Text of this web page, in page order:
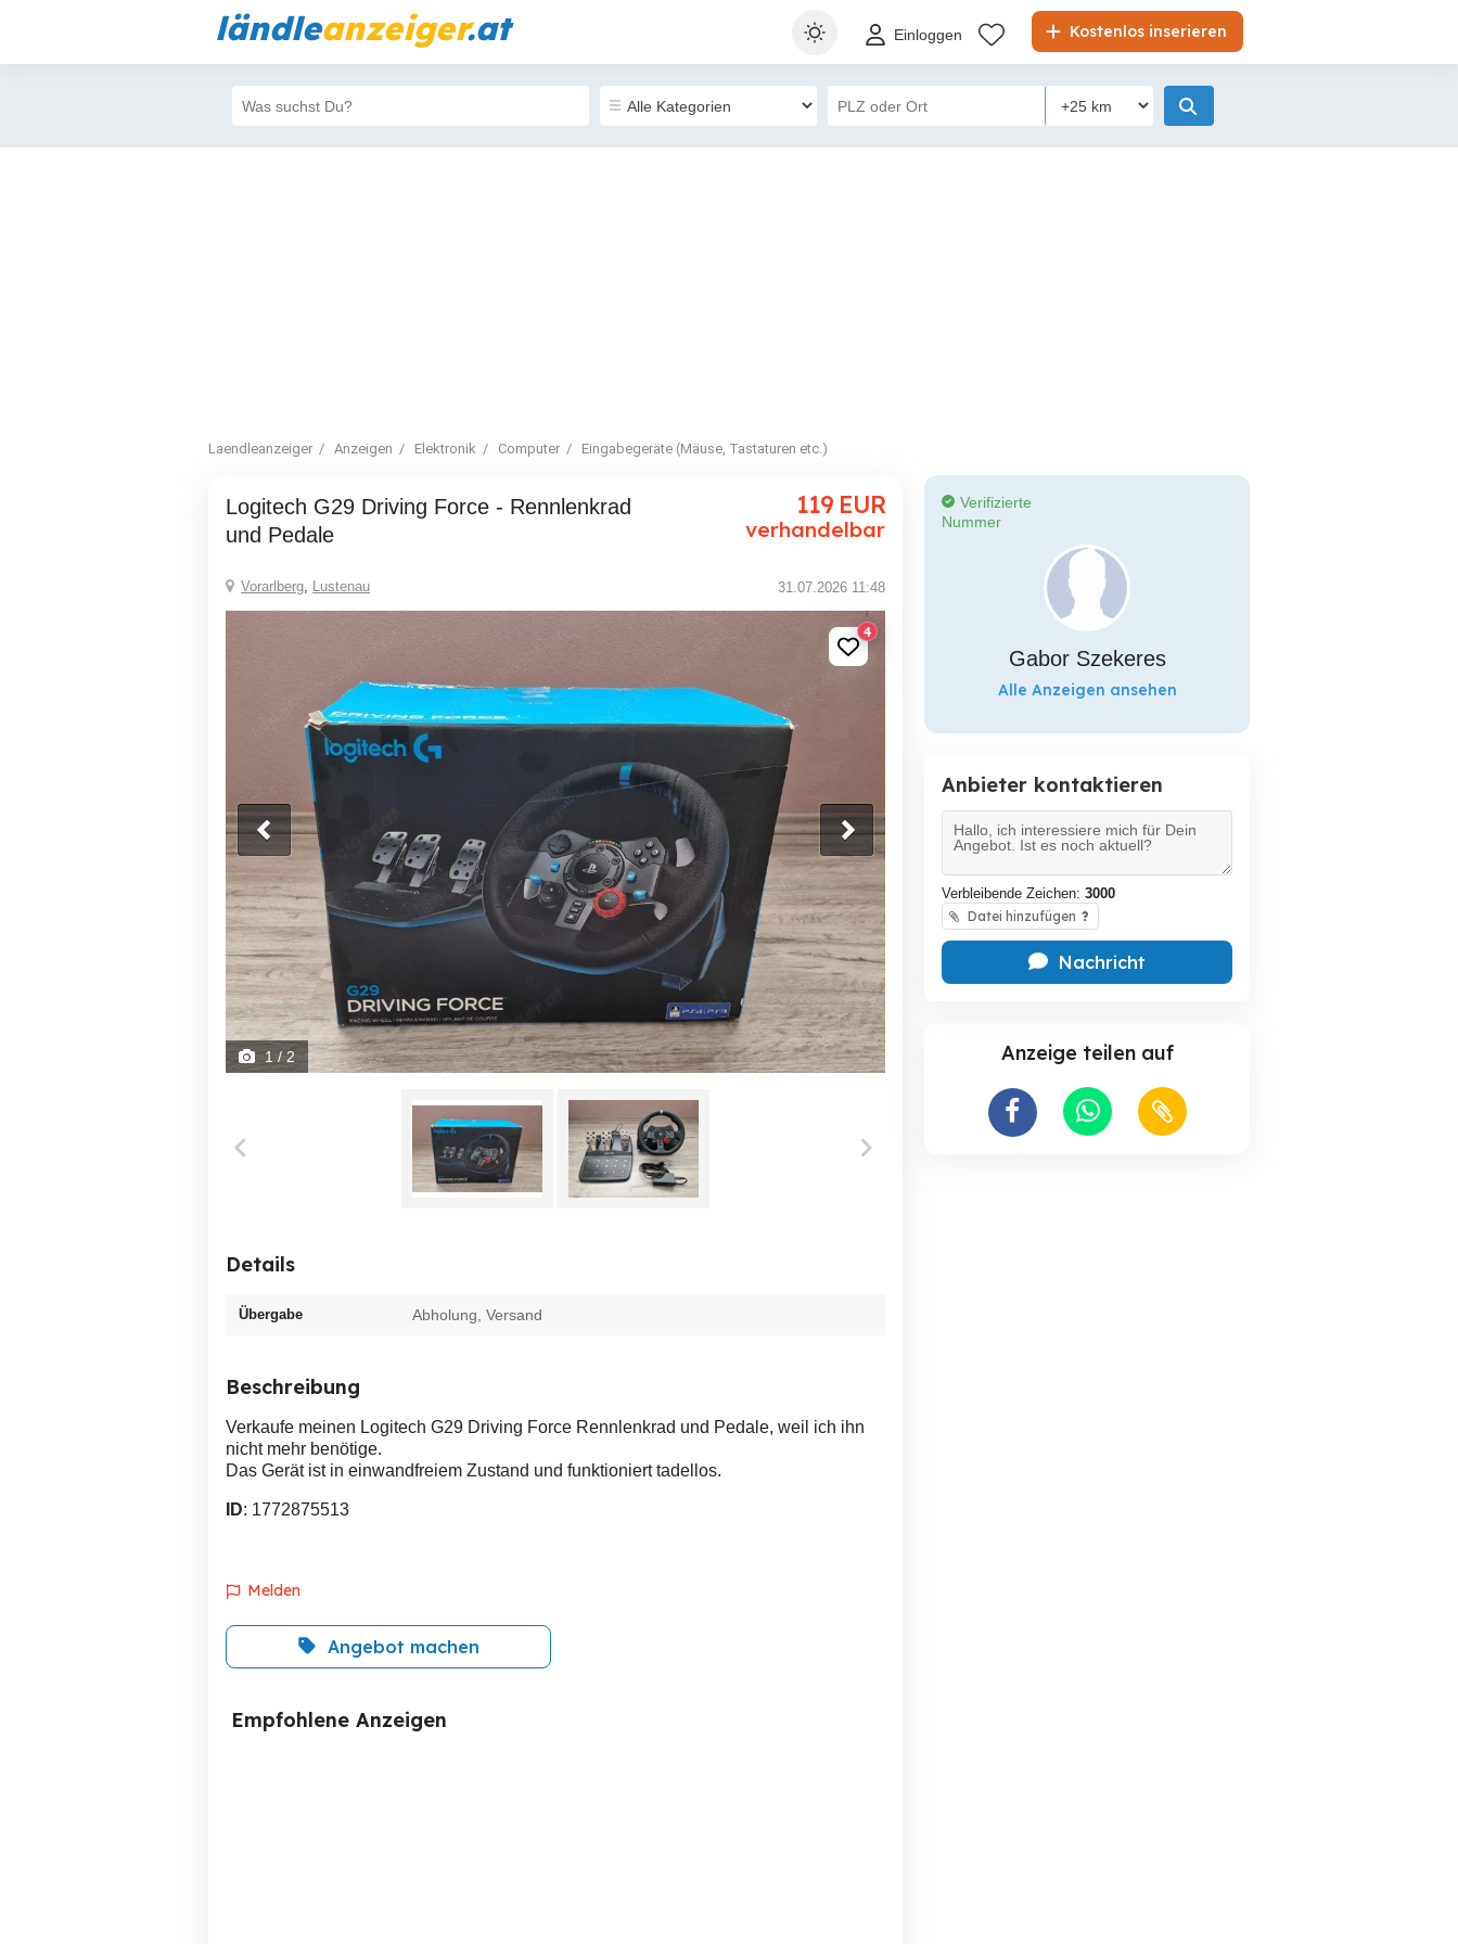
ländleanzeiger.at Kostenlos inserieren
Einloggen
Laendleanzeiger Anzeigen Elektronik Computer Eingabegeräte (Mäuse, Tastaturen etc.)
Logitech G29 Driving Force - Rennlenkrad
und Pedale
119 EUR
verhandelbar
Vorarlberg, Lustenau 31.07.2026 11:48
4
1 / 2
Details
Übergabe Abholung, Versand
Beschreibung
Verkaufe meinen Logitech G29 Driving Force Rennlenkrad und Pedale, weil ich ihn
nicht mehr benötige.
Das Gerät ist in einwandfreiem Zustand und funktioniert tadellos.
ID: 1772875513
Melden
Angebot machen
Empfohlene Anzeigen
Verifizierte
Nummer
Gabor Szekeres
Alle Anzeigen ansehen
Anbieter kontaktieren
Verbleibende Zeichen: 3000
Datei hinzufügen ?
Nachricht
Anzeige teilen auf